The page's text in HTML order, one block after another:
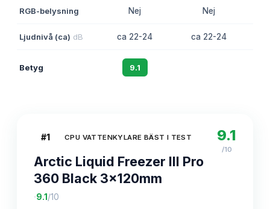
RGB-belysning Nej Nej
Ljudnivå (ca) dB ca 22-24 ca 22-24
Betyg 9.1
#1 CPU VATTENKYLARE BÄST I TEST
Arctic Liquid Freezer III Pro
360 Black 3x120mm
·9.1 /10
9.1
/10